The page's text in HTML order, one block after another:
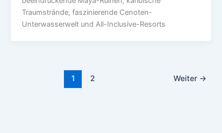
Traumstrände, faszinierende Cenoten-
Unterwasserwelt und All-Inclusive-Resorts
1 2 Weiter →